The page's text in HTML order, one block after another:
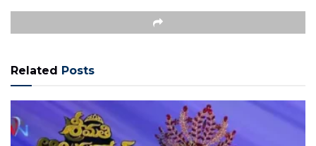
Related Posts